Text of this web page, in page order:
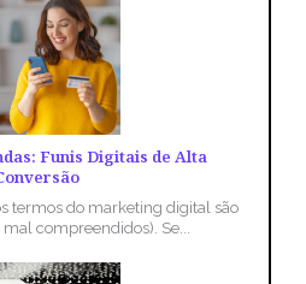
Funis Digitais de Alta
termos do marketing digital são
compreendidos). Se...